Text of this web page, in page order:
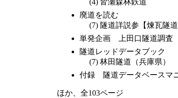
(4) 皆瀬森林鉄道
廃道を読む
(7) 隧道詳説参【煉瓦隧道
単発企画 上田口隧道調
隧道レッドデータブック
(7) 林田隧道（兵庫県）
付録 隧道データベースマ
ほか、全103ページ